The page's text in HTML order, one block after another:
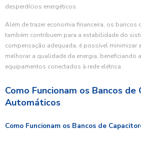
desperdícios energéticos.
Além de trazer economia financeira, os bancos
também contribuem para a estabilidade do
compensação adequada, é possível minimizar
melhorar a qualidade da energia, beneficiando
equipamentos conectados à rede elétrica.
Como Funcionam os Bancos
Automáticos
Como Funcionam os Bancos de